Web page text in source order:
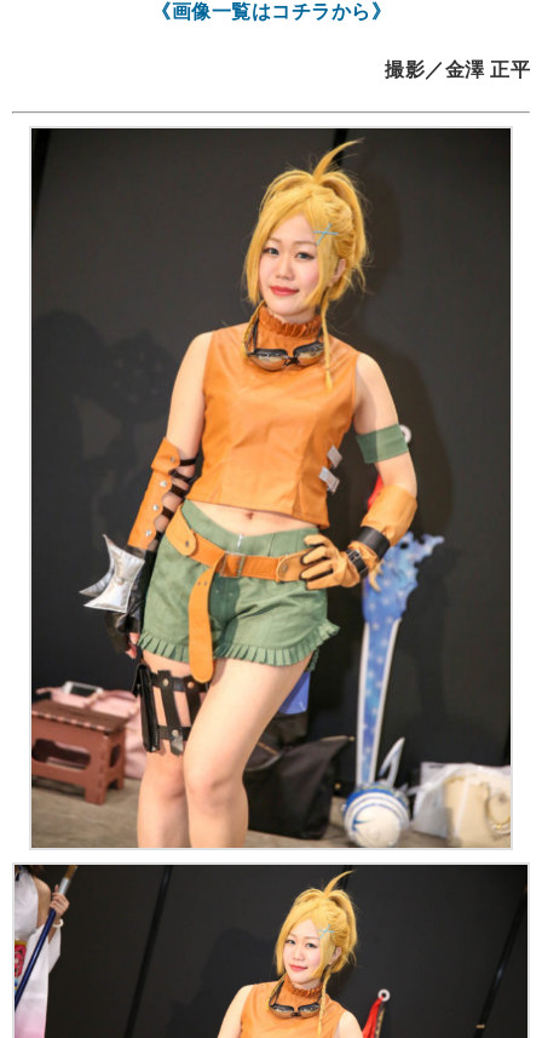
《画像一覧はコチラから》
撮影／金澤 正平